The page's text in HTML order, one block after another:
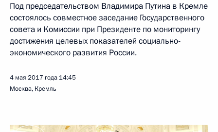
Под председательством Владимира Путина в Кремле
состоялось совместное заседание Государственного
совета и Комиссии при Президенте по мониторингу
достижения целевых показателей социально-
экономического развития России.
4 мая 2017 года 14:45
Москва, Кремль